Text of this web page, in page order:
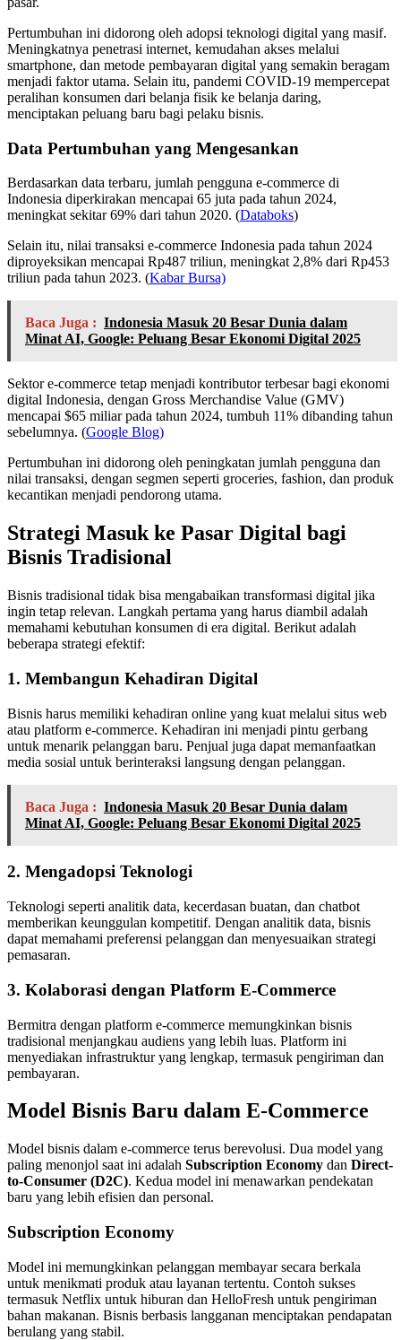
Pertumbuhan ini didorong oleh adopsi teknologi digital yang masif.
Meningkatnya penetrasi internet, kemudahan akses melalui
smartphone, dan metode pembayaran digital yang semakin beragam
menjadi faktor utama. Selain itu, pandemi COVID-19 mempercepat
peralihan konsumen dari belanja fisik ke belanja daring,
menciptakan peluang baru bagi pelaku bisnis.
Data Pertumbuhan yang Mengesankan
Berdasarkan data terbaru, jumlah pengguna e-commerce di
Indonesia diperkirakan mencapai 65 juta pada tahun 2024,
meningkat sekitar 69% dari tahun 2020. (Databoks)
Selain itu, nilai transaksi e-commerce Indonesia pada tahun 2024
diproyeksikan mencapai Rp487 triliun, meningkat 2,8% dari Rp453
triliun pada tahun 2023. (Kabar Bursa)
Baca Juga : Indonesia Masuk 20 Besar Dunia dalam
Minat AI, Google: Peluang Besar Ekonomi Digital 2025
Sektor e-commerce tetap menjadi kontributor terbesar bagi ekonomi
digital Indonesia, dengan Gross Merchandise Value (GMV)
mencapai $65 miliar pada tahun 2024, tumbuh 11% dibanding tahun
sebelumnya. (Google Blog)
Pertumbuhan ini didorong oleh peningkatan jumlah pengguna dan
nilai transaksi, dengan segmen seperti groceries, fashion, dan produk
kecantikan menjadi pendorong utama.
Strategi Masuk ke Pasar Digital bagi
Bisnis Tradisional
Bisnis tradisional tidak bisa mengabaikan transformasi digital jika
ingin tetap relevan. Langkah pertama yang harus diambil adalah
memahami kebutuhan konsumen di era digital. Berikut adalah
beberapa strategi efektif:
1. Membangun Kehadiran Digital
Bisnis harus memiliki kehadiran online yang kuat melalui situs web
atau platform e-commerce. Kehadiran ini menjadi pintu gerbang
untuk menarik pelanggan baru. Penjual juga dapat memanfaatkan
media sosial untuk berinteraksi langsung dengan pelanggan.
Baca Juga : Indonesia Masuk 20 Besar Dunia dalam
Minat AI, Google: Peluang Besar Ekonomi Digital 2025
2. Mengadopsi Teknologi
Teknologi seperti analitik data, kecerdasan buatan, dan chatbot
memberikan keunggulan kompetitif. Dengan analitik data, bisnis
dapat memahami preferensi pelanggan dan menyesuaikan strategi
pemasaran.
3. Kolaborasi dengan Platform E-Commerce
Bermitra dengan platform e-commerce memungkinkan bisnis
tradisional menjangkau audiens yang lebih luas. Platform ini
menyediakan infrastruktur yang lengkap, termasuk pengiriman dan
pembayaran.
Model Bisnis Baru dalam E-Commerce
Model bisnis dalam e-commerce terus berevolusi. Dua model yang
paling menonjol saat ini adalah Subscription Economy dan Direct-
to-Consumer (D2C). Kedua model ini menawarkan pendekatan
baru yang lebih efisien dan personal.
Subscription Economy
Model ini memungkinkan pelanggan membayar secara berkala
untuk menikmati produk atau layanan tertentu. Contoh sukses
termasuk Netflix untuk hiburan dan HelloFresh untuk pengiriman
bahan makanan. Bisnis berbasis langganan menciptakan pendapatan
berulang yang stabil.